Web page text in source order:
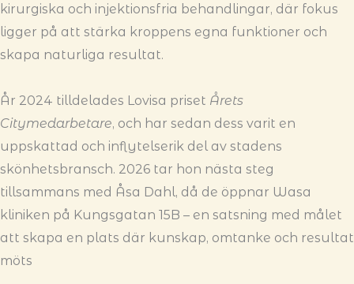
kirurgiska och injektionsfria behandlingar, där fokus
ligger på att stärka kroppens egna funktioner och
skapa naturliga resultat.
År 2024 tilldelades Lovisa priset Årets
Citymedarbetare, och har sedan dess varit en
uppskattad och inflytelserik del av stadens
skönhetsbransch. 2026 tar hon nästa steg
tillsammans med Åsa Dahl, då de öppnar Wasa
kliniken på Kungsgatan 15B – en satsning med målet
att skapa en plats där kunskap, omtanke och resultat
möts